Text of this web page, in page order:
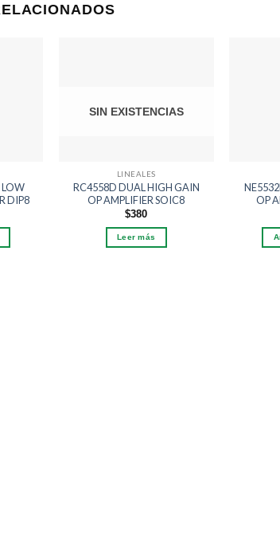
LOW
DIP8
deseos
SIN EXISTENCIAS
LINEALES
RC4558D DUAL HIGH GAIN
OP AMPLIFIER SOIC8
$380
Leer más
OP